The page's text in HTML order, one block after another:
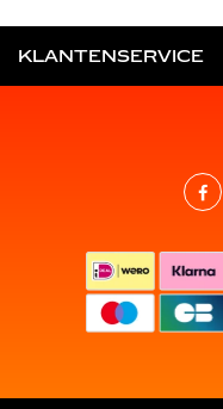
KLANTENSERVICE